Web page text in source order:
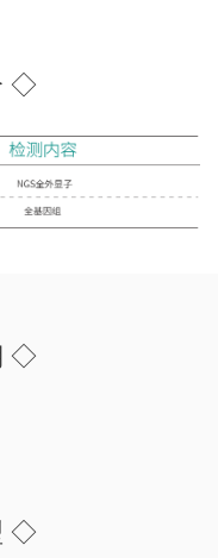
◇
◇
◇